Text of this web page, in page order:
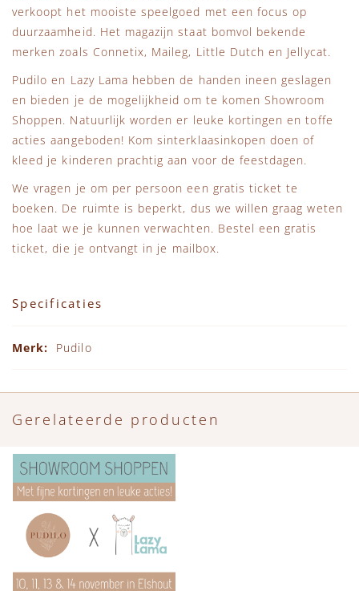
verkoopt het mooiste speelgoed met een focus op
duurzaamheid. Het magazijn staat bomvol bekende
merken zoals Connetix, Maileg, Little Dutch en Jellycat.
Pudilo en Lazy Lama hebben de handen ineen geslagen
en bieden je de mogelijkheid om te komen Showroom
Shoppen. Natuurlijk worden er leuke kortingen en toffe
acties aangeboden! Kom sinterklaasinkopen doen of
kleed je kinderen prachtig aan voor de feestdagen.
We vragen je om per persoon een gratis ticket te
boeken. De ruimte is beperkt, dus we willen graag weten
hoe laat we je kunnen verwachten. Bestel een gratis
ticket, die je ontvangt in je mailbox.
Specificaties
Pudilo
Gerelateerde producten